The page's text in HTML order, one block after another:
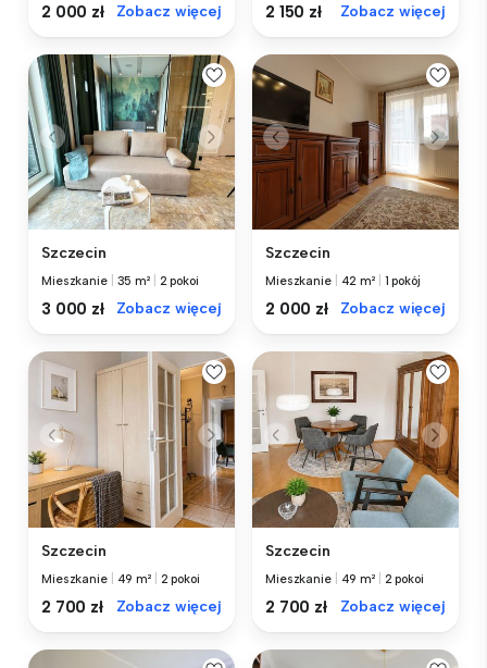
2 000 zł Zobacz więcej 2 150 zł Zobacz więcej
Szczecin
Mieszkanie 35 m² 2 pokoi
3 000 zł Zobacz więcej
Szczecin
Mieszkanie 42 m² 1 pokój
2 000 zł Zobacz więcej
Szczecin
Mieszkanie 49 m² 2 pokoi
2 700 zł Zobacz więcej
Szczecin
Mieszkanie 49 m² 2 pokoi
2 700 zł Zobacz więcej